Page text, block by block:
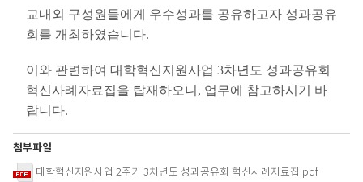
교내외 구성원들에게 우수성과를 공유하고자 성과공유
회를 개최하였습니다.
이와 관련하여 대학혁신지원사업 3차년도 성과공유회
혁신사례자료집을 탑재하오니 , 업무에 참고하시기 바
랍니다.
첨부파일
대학혁신지원사업 2주기 3차년도 성과공유회 혁신사례자료집.pdf